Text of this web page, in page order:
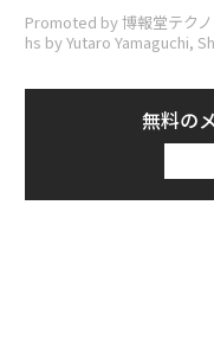
Promoted by 博報堂テク
hs by Yutaro Yamaguchi,
無料の